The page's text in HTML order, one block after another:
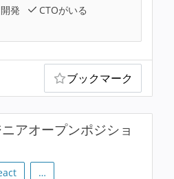
発
CTOがいる
ブックマーク
アオープンポジショ
…